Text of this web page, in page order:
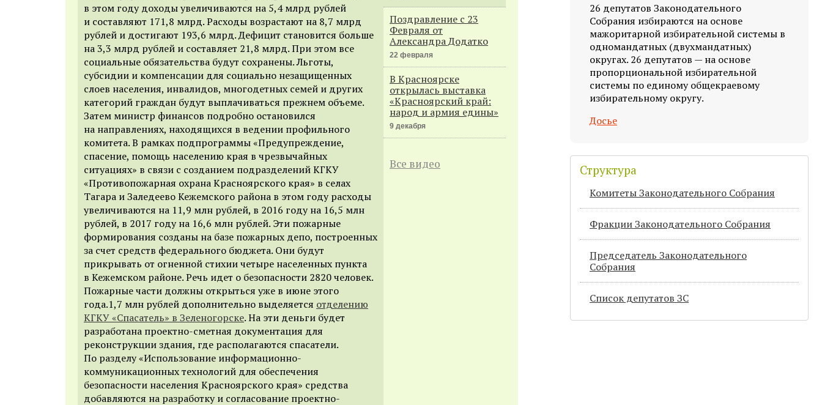
в этом году доходы увеличиваются на 5,4 млрд рублей
и составляют 171,8 млрд. Расходы возрастают на 8,7 млрд
рублей и достигают 193,6 млрд. Дефицит становится больше
на 3,3 млрд рублей и составляет 21,8 млрд. При этом все
социальные обязательства будут сохранены. Льготы,
субсидии и компенсации для социально незащищенных
слоев населения, инвалидов, многодетных семей и других
категорий граждан будут выплачиваться прежнем объеме.
Затем министр финансов подробно остановился
на направлениях, находящихся в ведении профильного
комитета. В рамках подпрограммы «Предупреждение,
спасение, помощь населению края в чрезвычайных
ситуациях» в связи с созданием подразделений КГКУ
«Противопожарная охрана Красноярского края» в селах
Тагара и Заледеево Кежемского района в этом году расходы
увеличиваются на 11,9 млн рублей, в 2016 году на 16,5 млн
рублей, в 2017 году на 16,6 млн рублей. Эти пожарные
формирования созданы на базе пожарных депо, построенных
за счет средств федерального бюджета. Они будут
прикрывать от огненной стихии четыре населенных пункта
в Кежемском районе. Речь идет о безопасности 2820 человек.
Пожарные части должны открыться уже в июне этого
года.1,7 млн рублей дополнительно выделяется отделению
КГКУ «Спасатель» в Зеленогорске. На эти деньги будет
разработана проектно-сметная документация для
реконструкции здания, где располагаются спасатели.
По разделу «Использование информационно-
коммуникационных технологий для обеспечения
безопасности населения Красноярского края» средства
добавляются на разработку и согласование проектно-
Поздравление с 23
Февраля от
Александра Додатко
22 февраля
В Красноярске
открылась выставка
«Красноярский край:
народ и армия едины»
9 декабря
Все видео
26 депутатов Законодательного
Собрания избираются на основе
мажоритарной избирательной системы в
одномандатных (двухмандатных)
округах. 26 депутатов — на основе
пропорциональной избирательной
системы по единому общекраевому
избирательному округу.
Досье
Структура
Комитеты Законодательного Собрания
Фракции Законодательного Собрания
Председатель Законодательного
Cобрания
Список депутатов ЗС